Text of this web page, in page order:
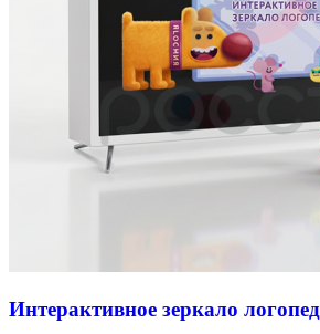
Интерактивное зеркало